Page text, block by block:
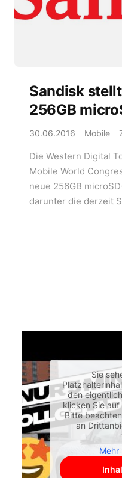
Sandisk
256GB
30.06.2016 Mobile
Die Western Digital
Mobile World
neue 256GB
darunter die derzeit
Sie
den
klicken Sie
Bitte
an
Mehr